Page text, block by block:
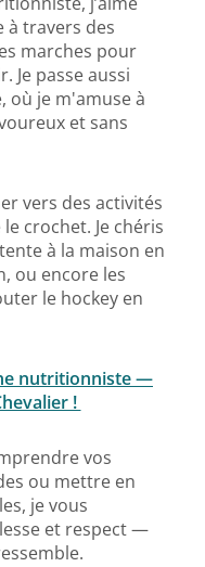
à travers des
marches pour
Je passe aussi
où je m'amuse à
et sans
vers des activités
crochet. Je chéris
à la maison en
ou encore les
le hockey en
nutritionniste —
!
vos
ou mettre en
je vous
et respect —